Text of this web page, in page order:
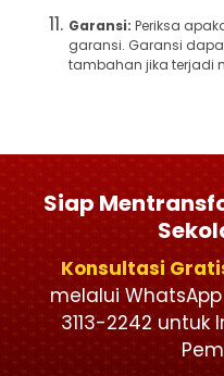
Garansi: Periksa
garansi. Garansi
tambahan jika terjadi
Siap
Konsultasi
melalui
3113-2242 untuk